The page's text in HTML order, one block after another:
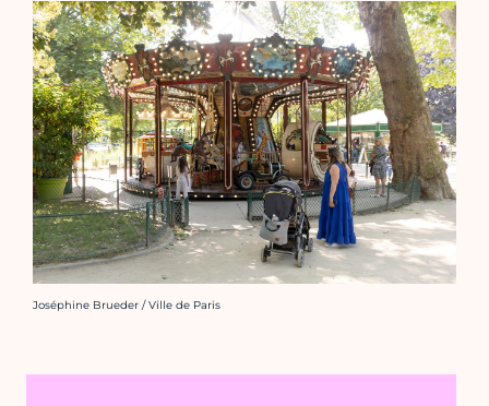
Crédit photo :
Joséphine Brueder / Ville de Paris